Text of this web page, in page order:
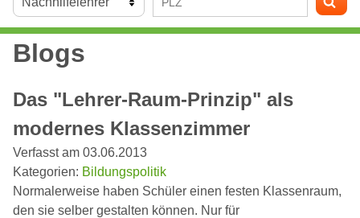
Blogs
Das "Lehrer-Raum-Prinzip" als
modernes Klassenzimmer
Verfasst am 03.06.2013
Kategorien: Bildungspolitik
Normalerweise haben Schüler einen festen Klassenraum,
den sie selber gestalten können. Nur für